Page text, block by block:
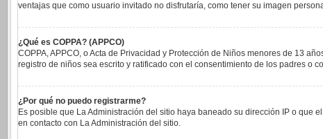
ventajas que como usuario invitado no disfrutaría, como tener su imagen
¿Qué es COPPA? (APPCO)
COPPA, APPCO, o Acta de Privacidad y Protección de Niños menores de 13
registro de niños sea escrito y ratificado con el consentimiento de los padres o
¿Por qué no puedo registrarme?
Es posible que La Administración del sitio haya baneado su dirección IP o que
en contacto con La Administración del sitio.